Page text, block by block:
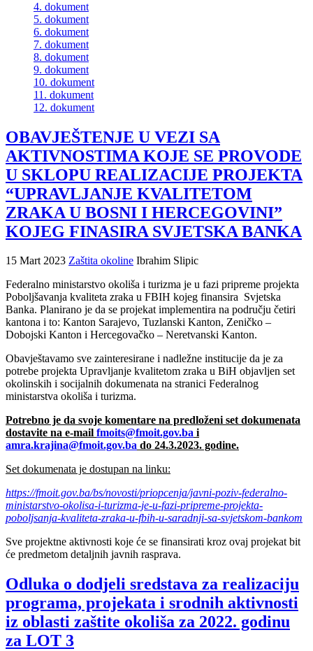
4. dokument
5. dokument
6. dokument
7. dokument
8. dokument
9. dokument
10. dokument
11. dokument
12. dokument
OBAVJEŠTENJE U VEZI SA
AKTIVNOSTIMA KOJE SE PROVODE
U SKLOPU REALIZACIJE PROJEKTA
“UPRAVLJANJE KVALITETOM
ZRAKA U BOSNI I HERCEGOVINI”
KOJEG FINASIRA SVJETSKA BANKA
15 Mart 2023 Zaštita okoline Ibrahim Slipic
Federalno ministarstvo okoliša i turizma je u fazi pripreme projekta
Poboljšavanja kvaliteta zraka u FBIH kojeg finansira Svjetska
Banka. Planirano je da se projekat implementira na području četiri
kantona i to: Kanton Sarajevo, Tuzlanski Kanton, Zeničko –
Dobojski Kanton i Hercegovačko – Neretvanski Kanton.
Obavještavamo sve zainteresirane i nadležne institucije da je za
potrebe projekta Upravljanje kvalitetom zraka u BiH objavljen set
okolinskih i socijalnih dokumenata na stranici Federalnog
ministarstva okoliša i turizma.
Potrebno je da svoje komentare na predloženi set dokumenata
dostavite na e-mail fmoits@fmoit.gov.ba i
amra.krajina@fmoit.gov.ba do 24.3.2023. godine.
Set dokumenata je dostupan na linku:
https://fmoit.gov.ba/bs/novosti/priopcenja/javni-poziv-federalno-
ministarstvo-okolisa-i-turizma-je-u-fazi-pripreme-projekta-
poboljsanja-kvaliteta-zraka-u-fbih-u-saradnji-sa-svjetskom-bankom
Sve projektne aktivnosti koje će se finansirati kroz ovaj projekat bit
će predmetom detaljnih javnih rasprava.
Odluka o dodjeli sredstava za realizaciju
programa, projekata i srodnih aktivnosti
iz oblasti zaštite okoliša za 2022. godinu
za LOT 3